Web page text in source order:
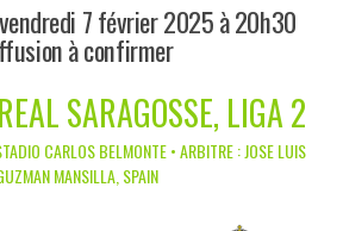
7 février 2025 à 20h30
à confirmer
SARAGOSSE, LIGA 2
CARLOS BELMONTE • ARBITRE : JOSE LUIS
MANSILLA, SPAIN